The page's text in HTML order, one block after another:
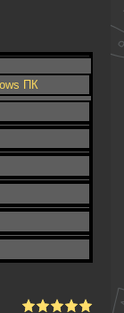
ПК